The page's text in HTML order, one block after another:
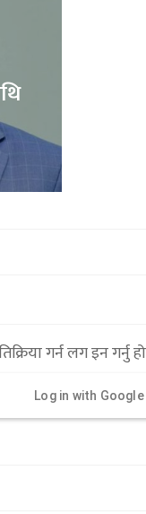
गर्न लग इन गर्नु
Log in with Google